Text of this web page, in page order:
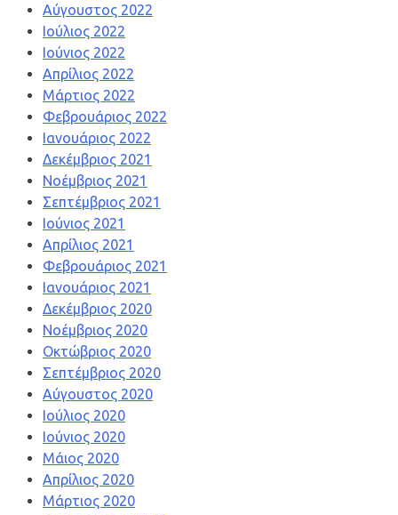
Αύγουστος 2022
Ιούλιος 2022
Ιούνιος 2022
Απρίλιος 2022
Μάρτιος 2022
Φεβρουάριος 2022
Ιανουάριος 2022
Δεκέμβριος 2021
Νοέμβριος 2021
Σεπτέμβριος 2021
Ιούνιος 2021
Απρίλιος 2021
Φεβρουάριος 2021
Ιανουάριος 2021
Δεκέμβριος 2020
Νοέμβριος 2020
Οκτώβριος 2020
Σεπτέμβριος 2020
Αύγουστος 2020
Ιούλιος 2020
Ιούνιος 2020
Μάιος 2020
Απρίλιος 2020
Μάρτιος 2020